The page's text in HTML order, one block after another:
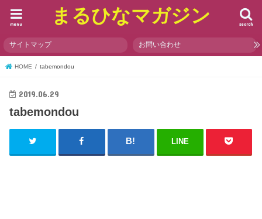
まるひなマガジン search
menu
サイトマップ お問い合わせ
HOME tabemondou
2019.06.29
tabemondou
LINE